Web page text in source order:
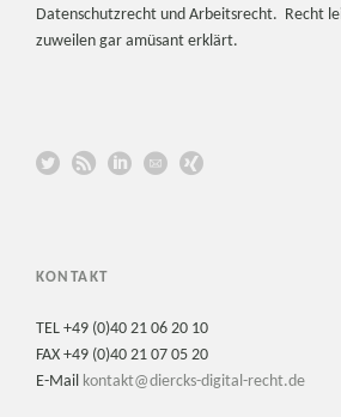
Datenschutzrecht und Arbeitsrecht. Recht
zuweilen gar amüsant erklärt.
KONTAKT
TEL +49 (0)40 21 06 20 10
FAX +49 (0)40 21 07 05 20
E-Mail kontakt@diercks-digital-recht.de